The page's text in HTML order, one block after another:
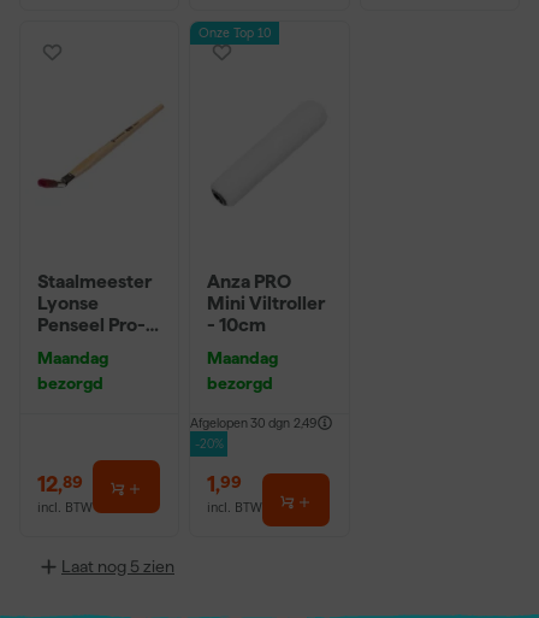
Staalmeester
Lyonse
Penseel Pro-
16
Maandag
bezorgd
12,89
incl. BTW
Onze Top 10
Anza PRO
Mini Viltroller
- 10cm
Maandag
bezorgd
Afgelopen 30 dgn 2,49
-20%
1,99
incl. BTW
Laat nog 5 zien